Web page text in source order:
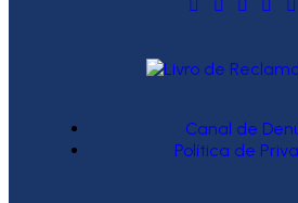
Canal de
Política de